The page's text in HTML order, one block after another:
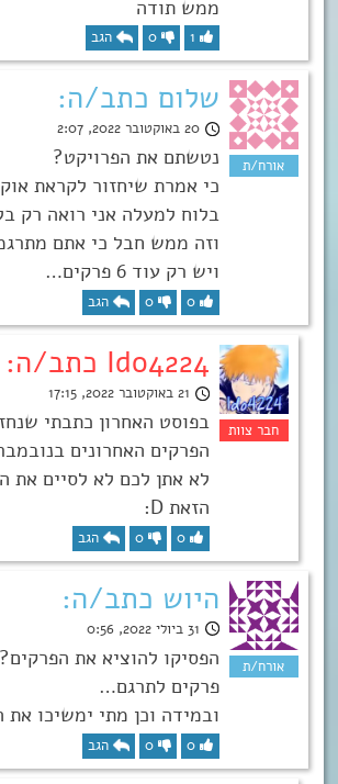
ממש תודה
1
0 הגב
שלום כתב/ה:
20 באוקטובר 2022, 2:07
נטשתם את הפרויקט?
כי אמרת שיחזור לקראת
בלוח למעלה אני רואה רק
וזה ממש חבל כי אתם
ויש רק עוד 6 פרקים…
0
0 הגב
Ido4224 כתב/ה:
21 באוקטובר 2022, 17:15
בפוסט האחרון כתבתי
הפרקים האחרונים
לא אתן לכם לא לסיים את
הזאת D:
0
0 הגב
היוש כתב/ה:
31 ביולי 2022, 0:56
פרקים לתרגם…
ובמידה וכן מתי ימשיכו את
0
0 הגב